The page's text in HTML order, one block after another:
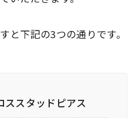
と下記の3つの通りです。
ススタッドピアス